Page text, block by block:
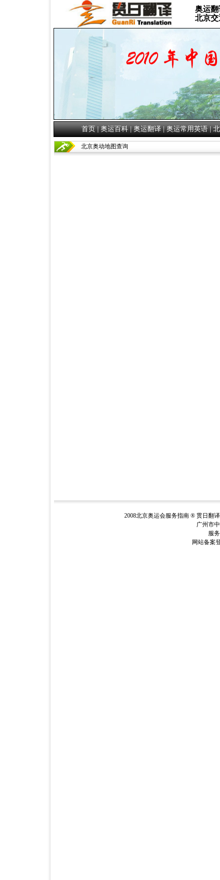
奥运
北京
首页|奥运百科|奥运翻译|奥运常用英语|
北京奥动地图查询
2008北京奥运会服务指南 ® 贯日翻
广州市
服
网站备案